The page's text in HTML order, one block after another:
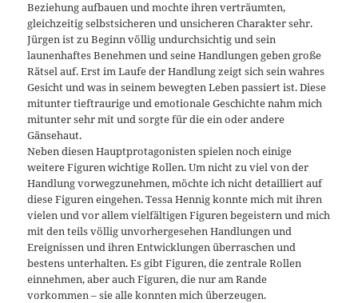
Beziehung aufbauen und mochte ihren verträumten,
gleichzeitig selbstsicheren und unsicheren Charakter sehr.
Jürgen ist zu Beginn völlig undurchsichtig und sein
launenhaftes Benehmen und seine Handlungen geben große
Rätsel auf. Erst im Laufe der Handlung zeigt sich sein wahres
Gesicht und was in seinem bewegten Leben passiert ist. Diese
mitunter tieftraurige und emotionale Geschichte nahm mich
mitunter sehr mit und sorgte für die ein oder andere
Gänsehaut.
Neben diesen Hauptprotagonisten spielen noch einige
weitere Figuren wichtige Rollen. Um nicht zu viel von der
Handlung vorwegzunehmen, möchte ich nicht detailliert auf
diese Figuren eingehen. Tessa Hennig konnte mich mit ihren
vielen und vor allem vielfältigen Figuren begeistern und mich
mit den teils völlig unvorhergesehen Handlungen und
Ereignissen und ihren Entwicklungen überraschen und
bestens unterhalten. Es gibt Figuren, die zentrale Rollen
einnehmen, aber auch Figuren, die nur am Rande
vorkommen – sie alle konnten mich überzeugen.